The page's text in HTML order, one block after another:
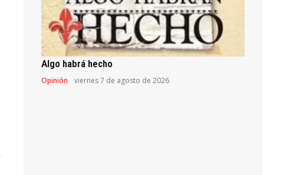
Algo habrá hecho
Opinión viernes 7 de agosto de 2026